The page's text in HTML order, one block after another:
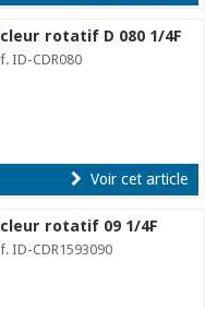
rotatif D 080 1/4F
ID-CDR080
Voir cet article
rotatif 09 1/4F
ID-CDR1593090